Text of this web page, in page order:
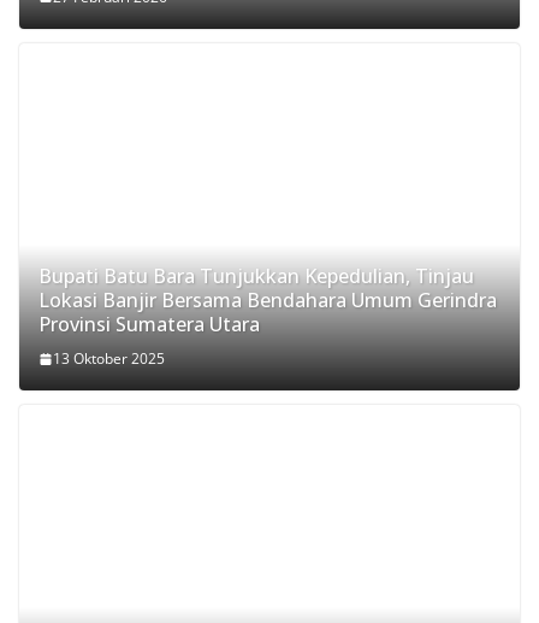
Bupati Batu Bara Tunjukkan Kepedulian, Tinjau
Lokasi Banjir Bersama Bendahara Umum Gerindra
Provinsi Sumatera Utara
13 Oktober 2025